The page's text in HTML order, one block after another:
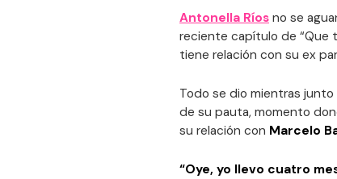
Antonella Ríos no se
reciente capítulo de “Que
tiene relación con su ex
Todo se dio mientras junto
de su pauta, momento
su relación con Marcelo
“Oye, yo llevo cuatro